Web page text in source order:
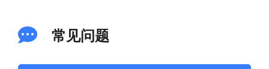
常见问题